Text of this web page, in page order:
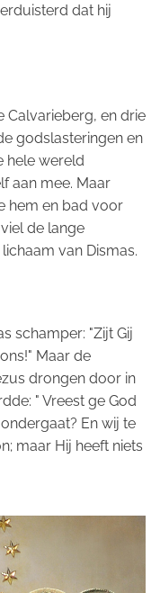
dat hij
Calvarieberg, en drie
godslasteringen en
hele wereld
aan mee. Maar
hem en bad voor
de lange
van Dismas.
schamper: "Zijt Gij
Maar de
drongen door in
" Vreest ge God
En wij te
maar Hij heeft niets